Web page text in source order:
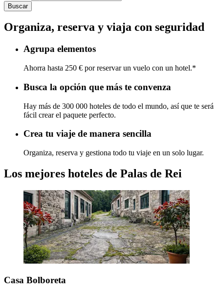
Buscar
Organiza, reserva y viaja con seguridad
Agrupa elementos
Ahorra hasta 250 € por reservar un vuelo con un hotel.*
Busca la opción que más te convenza
Hay más de 300 000 hoteles de todo el mundo, así que te será
fácil crear el paquete perfecto.
Crea tu viaje de manera sencilla
Organiza, reserva y gestiona todo tu viaje en un solo lugar.
Los mejores hoteles de Palas de Rei
Casa Bolboreta